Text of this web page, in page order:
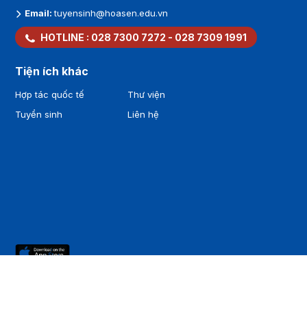
Email:tuyensinh@hoasen.edu.vn
HOTLINE : 028 7300 7272 - 028 7309 1991
Tiện ích khác
Hợp tác quốc tế
Tuyển sinh
Thư viện
Liên hệ